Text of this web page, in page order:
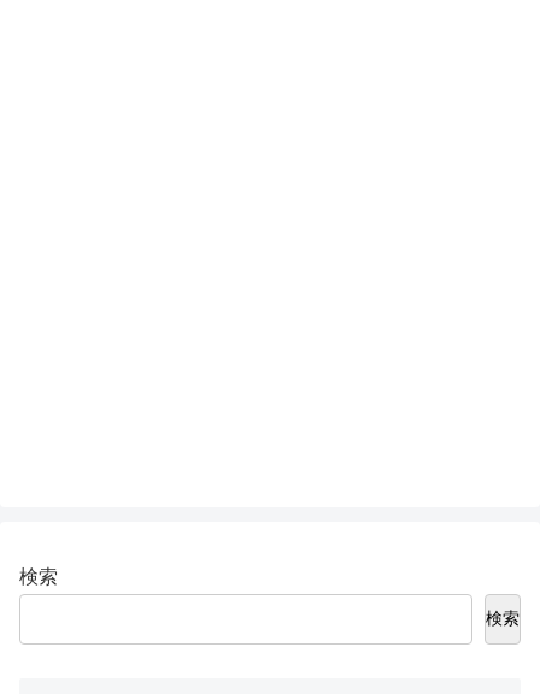
検索
検索